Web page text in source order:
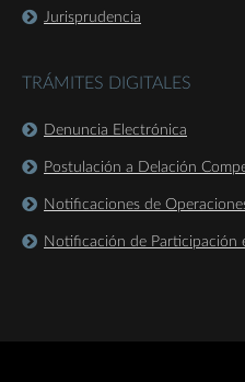
Jurisprudencia
TRÁMITES DIGITALES
Denuncia Electrónica
Postulación a Delación
Notificaciones de
Notificación de Participación